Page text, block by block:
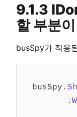
9.1.3
할 부분
busSpy가 적용
busSpy .
.